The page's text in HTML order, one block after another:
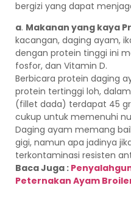
bergizi yang dapat
a. Makanan yang kaya
kacangan, daging ayam,
dengan protein tinggi ini
fosfor, dan Vitamin D.
Berbicara protein daging
protein tertinggi loh,
(fillet dada) terdapat 45
cukup untuk memenuhi
Daging ayam memang
gigi, namun apa jadinya
terkontaminasi resisten
Baca Juga :
Peternakan Ayam